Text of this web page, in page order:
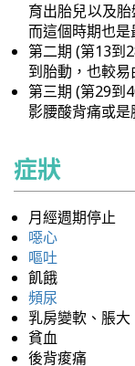
育出胎兒以及
而這個時期也
第二期 (第13到
到胎動，也較易
第三期 (第29到
影腰酸背痛或是
症狀
月經週期停止
噁心
嘔吐
飢餓
頻尿
乳房變軟、脹大
貧血
後背痠痛